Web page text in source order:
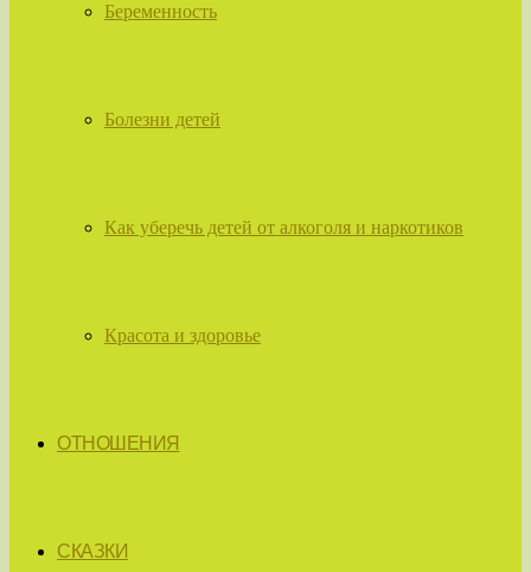
Беременность
Болезни детей
Как уберечь детей от алкоголя и наркотиков
Красота и здоровье
ОТНОШЕНИЯ
СКАЗКИ